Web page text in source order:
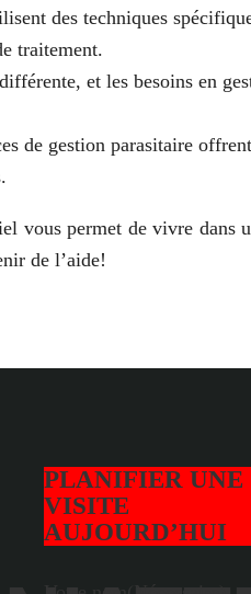
des techniques
traitement.
et les besoins en
de gestion parasitaire
vous permet de vivre
de l’aide!
PLANIFIER UNE
VISITE
AUJOURD’HUI